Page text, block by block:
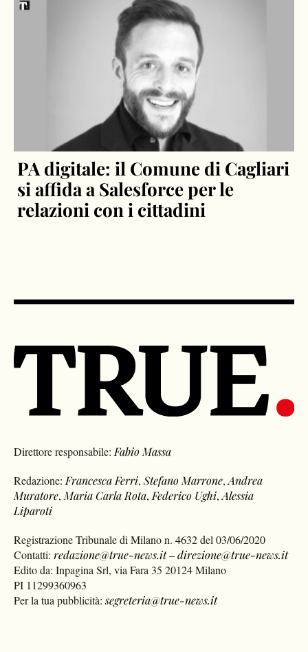
PA digitale: il Comune di Cagliari
si affida a Salesforce per le
relazioni con i cittadini
Direttore responsabile: Fabio Massa
Redazione: Francesca Ferri,Stefano Marrone,Andrea
Muratore, Maria Carla Rota, Federico Ughi,Alessia
Liparoti
Registrazione Tribunale di Milano n. 4632 del 03/06/2020
Contatti:redazione@true-news.it–direzione@true-news.it
Edito da: Inpagina Srl, via Fara 35 20124 Milano
PI 11299360963
Per la tua pubblicità:segreteria@true-news.it